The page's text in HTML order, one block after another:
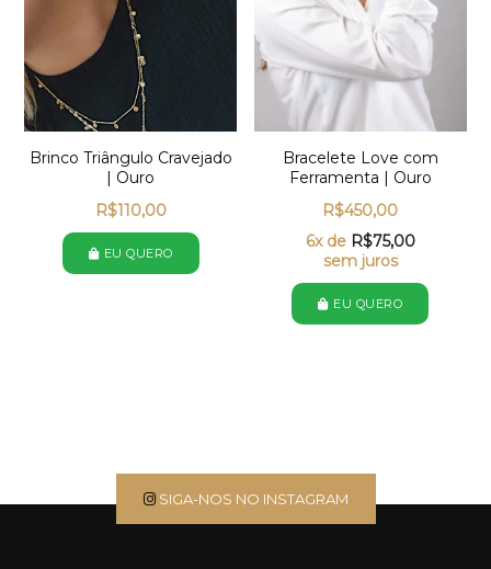
Brinco Triângulo Cravejado
| Ouro
R$110,00
EU QUERO
Bracelete Love com
Ferramenta | Ouro
R$450,00
6x de R$75,00
sem juros
EU QUERO
SIGA-NOS NO INSTAGRAM